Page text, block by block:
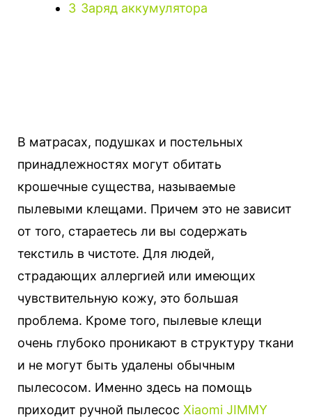
3 Заряд аккумулятора
В матрасах, подушках и постельных
принадлежностях могут обитать
крошечные существа, называемые
пылевыми клещами. Причем это не зависит
от того, стараетесь ли вы содержать
текстиль в чистоте. Для людей,
страдающих аллергией или имеющих
чувствительную кожу, это большая
проблема. Кроме того, пылевые клещи
очень глубоко проникают в структуру ткани
и не могут быть удалены обычным
пылесосом. Именно здесь на помощь
приходит ручной пылесос Xiaomi JIMMY